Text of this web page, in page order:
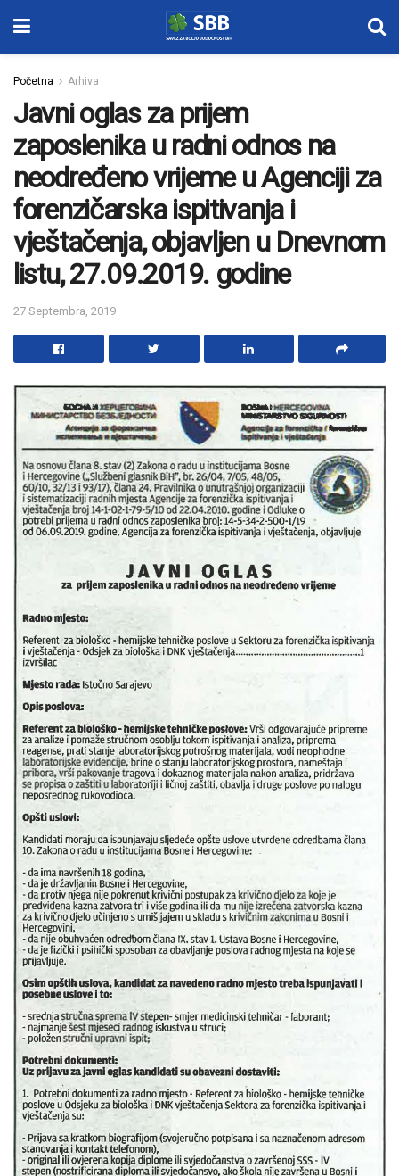
Početna Arhiva
Javni oglas za prijem
zaposlenika u radni odnos na
neodređeno vrijeme u Agenciji za
forenzičarska ispitivanja i
vještačenja, objavljen u Dnevnom
listu, 27.09.2019. godine
27 Septembra, 2019